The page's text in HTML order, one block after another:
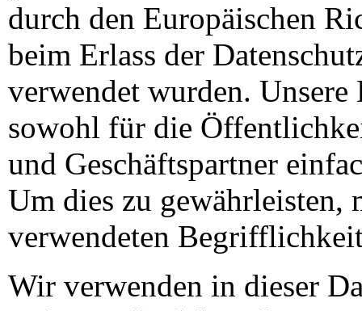
durch den Europäischen
beim Erlass der
verwendet wurden.
sowohl für die
und Geschäftspartner
Um dies zu gewährleisten,
verwendeten
Wir verwenden in dieser